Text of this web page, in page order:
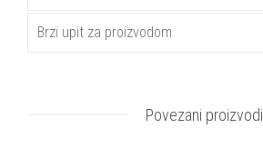
Brzi upit za proizvodom
Povezani proizvodi